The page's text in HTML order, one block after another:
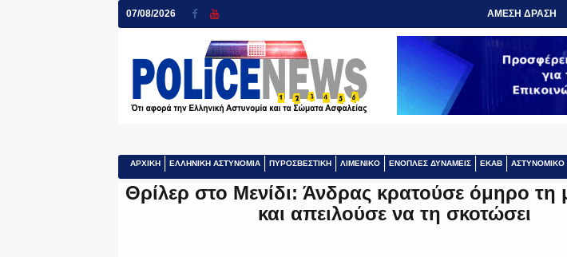
07/08/2026 ΑΜΕΣΗ ΔΡΑΣΗ
ΑΡΧΙΚΗ ΕΛΛΗΝΙΚΗ ΑΣΤΥΝΟΜΙΑ ΠΥΡΟΣΒΕΣΤΙΚΗ ΛΙΜΕΝΙΚΟ ΕΝΟΠΛΕΣ ΔΥΝΑΜΕΙΣ ΕΚΑΒ ΑΣΤΥΝΟΜΙΚΟ
Θρίλερ στο Μενίδι: Άνδρας κρατούσε όμηρο τη
και απειλούσε να τη σκοτώσει